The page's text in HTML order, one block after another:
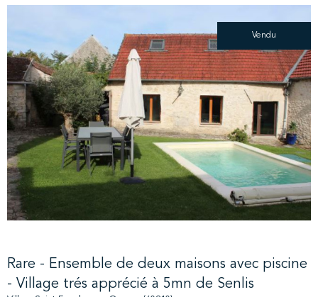
Vendu
Rare - Ensemble de deux maisons avec piscine
- Village trés apprécié à 5mn de Senlis